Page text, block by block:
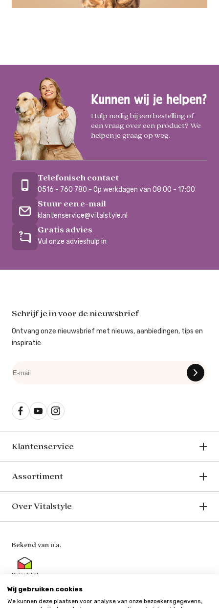
Kunnen wij je helpen?
Hulp nodig bij een bestelling of
een vraag over een product? We
helpen je graag op weg.
Telefonisch contact
0516 - 760 780 - Op werkdagen van 08:00 - 17:00
Stuur een e-mail
klantenservice@vitalstyle.nl
Gratis advies
Vul onze advieshulp in
Schrijf je in voor de nieuwsbrief
Ontvang onze nieuwsbrief met nieuws, aanbiedingen, tips en
inspiratie
Klantenservice
Assortiment
Over Vitalstyle
Bekend van o.a.
Veilig en vertrouwd
Wij gebruiken cookies
We kunnen deze plaatsen voor analyse van onze bezoekersgegevens,